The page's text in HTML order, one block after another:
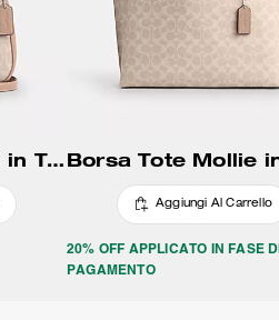
Borsa a Spalla Teri in Tela Signature
Aggiungi Al Carrello
20% OFF APPLICATO IN FASE
PAGAMENTO